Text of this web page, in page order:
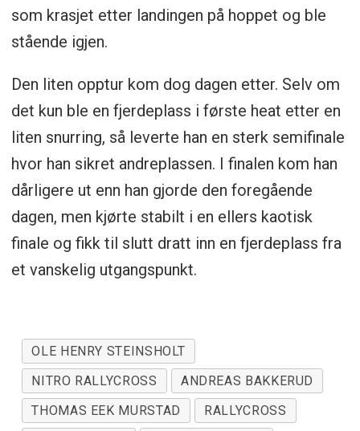
som krasjet etter landingen på hoppet og ble
stående igjen.
Den liten opptur kom dog dagen etter. Selv om
det kun ble en fjerdeplass i første heat etter en
liten snurring, så leverte han en sterk semifinale
hvor han sikret andreplassen. I finalen kom han
dårligere ut enn han gjorde den foregående
dagen, men kjørte stabilt i en ellers kaotisk
finale og fikk til slutt dratt inn en fjerdeplass fra
et vanskelig utgangspunkt.
OLE HENRY STEINSHOLT
NITRO RALLYCROSS
ANDREAS BAKKERUD
THOMAS EEK MURSTAD
RALLYCROSS